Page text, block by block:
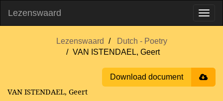
Lezenswaard
Lezenswaard
Dutch - Poetry
VAN ISTENDAEL, Geert
Download document
VAN ISTENDAEL, Geert